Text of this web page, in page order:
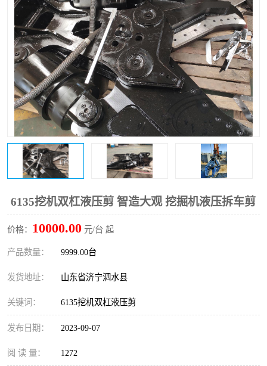
6135挖机双杠液压剪 智造大观 挖掘机液压拆车剪
价格： 10000.00 元/台 起
产品数量： 9999.00台
发货地址： 山东省济宁泗水县
关键词： 6135挖机双杠液压剪
发布日期： 2023-09-07
阅 读 量： 1272
液压剪 土壤修复
铣刨机 开沟机
伐木机 破碎机
打桩机 压路机
枕木机 滑移装载机
清扫器 割草机
挖树机 拓荒机
滚筒筛
挖掘机破碎斗